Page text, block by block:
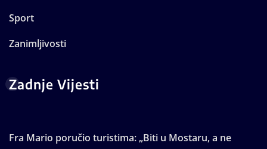
Sport
Zanimljivosti
Zadnje Vijesti
Fra Mario poručio turistima: „Biti u Mostaru, a ne